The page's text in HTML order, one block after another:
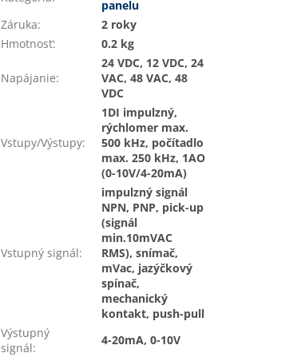
panelu
Záruka:
2 roky
Hmotnosť: 0.2 kg
Napájanie:
24 VDC, 12 VDC, 24
VAC, 48 VAC, 48
VDC
Vstupy/Výstupy:
1DI impulzný,
rýchlomer max.
500 kHz, počítadlo
max. 250 kHz, 1AO
(0-10V/4-20mA)
Vstupný signál:
impulzný signál
NPN, PNP, pick-up
(signál
min.10mVAC
RMS), snímač,
mVac, jazýčkový
spínač,
mechanický
kontakt, push-pull
Výstupný
signál:
4-20mA, 0-10V